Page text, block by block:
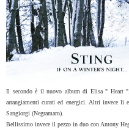
Il secondo è il nuovo album di Elisa " Heart
arrangiamenti curati ed energici. Altri invece
Sangiorgi (Negramaro).
Bellissimo invece il pezzo in duo con Antony